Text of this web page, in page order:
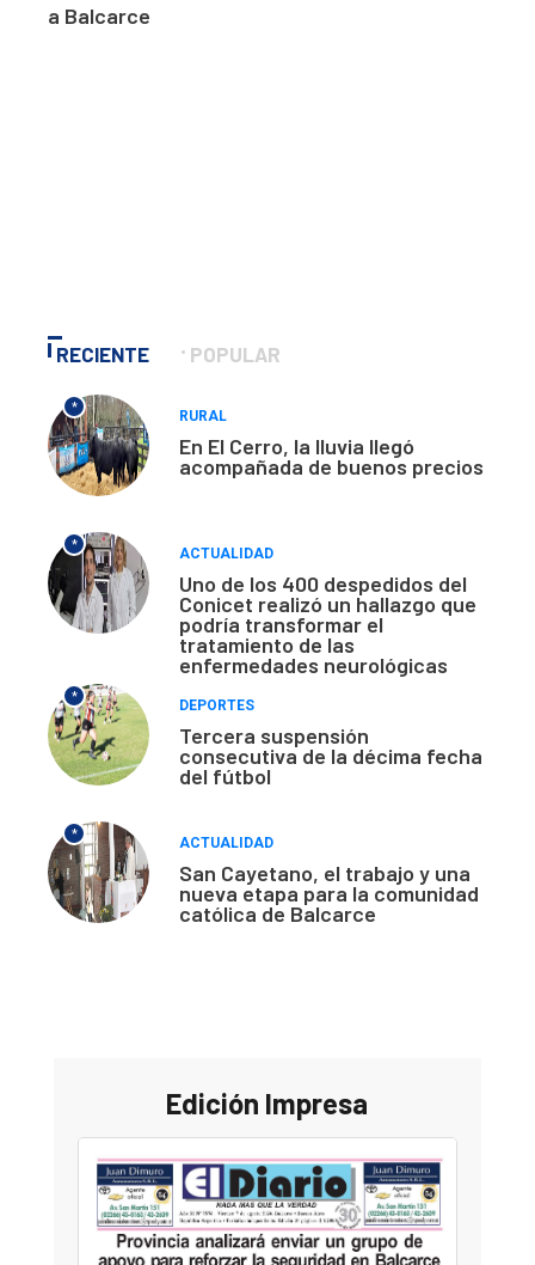
a Balcarce
RECIENTE POPULAR
*
RURAL
En El Cerro, la lluvia llegó
acompañada de buenos precios
*
ACTUALIDAD
Uno de los 400 despedidos del
Conicet realizó un hallazgo que
podría transformar el
tratamiento de las
enfermedades neurológicas
*
DEPORTES
Tercera suspensión
consecutiva de la décima fecha
del fútbol
*
ACTUALIDAD
San Cayetano, el trabajo y una
nueva etapa para la comunidad
católica de Balcarce
Edición Impresa